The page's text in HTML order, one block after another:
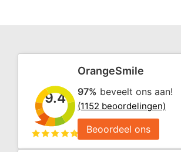
9.4
OrangeSmile
97% beveelt ons aan!
(1152 beoordelingen)
Beoordeel ons